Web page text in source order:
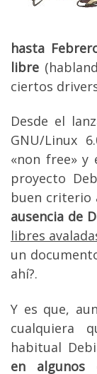
hasta
libre
ciertos
Desde el
GNU/Linux
«non free»
proyecto
buen criterio
ausencia de
libres
un
ahí?.
Y es que,
cualquiera
habitual
en algunos